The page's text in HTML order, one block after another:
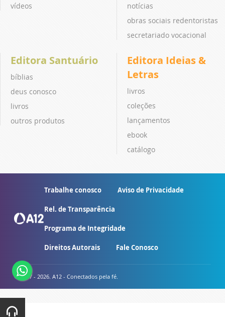
vídeos
notícias
obras sociais redentoristas
secretariado vocacional
Editora Santuário
bíblias
deus conosco
livros
outros produtos
Editora Ideias &
Letras
livros
coleções
lançamentos
ebook
catálogo
Trabalhe conosco Aviso de Privacidade
Rel. de Transparência
Programa de Integridade
Direitos Autorais Fale Conosco
© 2007 - 2026. A12 - Conectados pela fé.